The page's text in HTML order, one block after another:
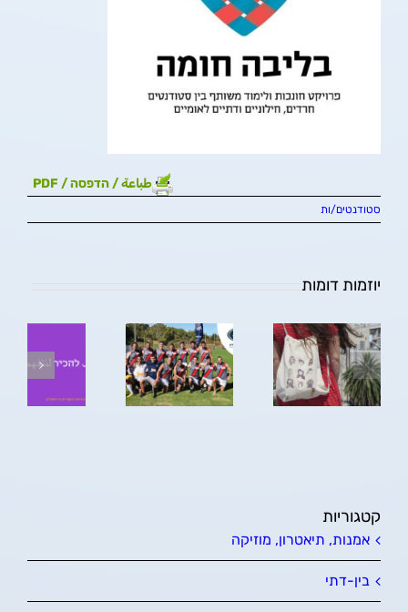
طباعة / הדפסה / PDF
סטודנטים/ות
יוזמות דומות
תא מאיר
jerusalem
peace lions |
اسود السلام
קטגוריות
אמנות, תיאטרון, מוזיקה
בין-דתי